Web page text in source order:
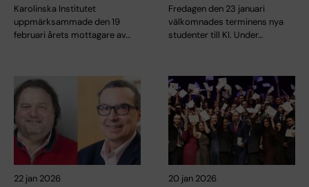
Karolinska Institutet
uppmärksammade den 19
februari årets mottagare av…
Fredagen den 23 januari
välkomnades terminens nya
studenter till KI. Under…
22 jan 2026 20 jan 2026